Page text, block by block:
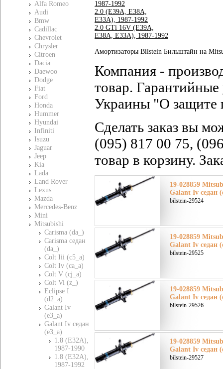
Alfa Romeo
Audi
Bmw
Cadillac
Chevrolet
Chrysler
Citroen
Dacia
Daewoo
Dodge
Fiat
Ford
Honda
Hummer
Hyundai
Infiniti
Isuzu
Jaguar
Jeep
Kia
Lada
Land Rover
Lexus
Mazda
Mercedes-Benz
Mini
Mitsubishi
Carisma (da_)
Carisma седан
(da_)
Colt Iii (c5_a)
Colt Iv (ca_a)
Colt V (cj_a)
Colt Vi (z_)
Eclipse I
(d2_a)
Galant Iv
(e3_a)
Galant Iv седан
(e3_a)
1.8 (E32A),
1987-1990
1.8 (E32A),
1987-1992
1987-1992
2.0 (E39A, E38A,
E33A), 1987-1992
2.0 GTi 16V (E39A,
E38A, E33A), 1987-1992
Амортизаторы Bilstein Бильштайн на
Компания -
товар. Гарантийные
Украины "О защите
Сделать заказ вы
(095) 817 00 75,
товар в корзину.
19-028859
Galant Iv седан
bilstein-29524
19-028859
Galant Iv седан
bilstein-29525
19-028859
Galant Iv седан
bilstein-29526
19-028859
Galant Iv седан
bilstein-29527